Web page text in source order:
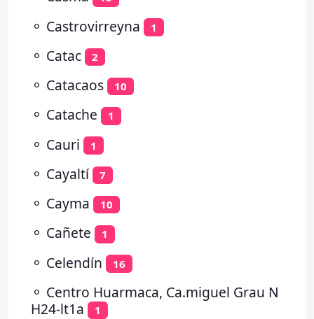
⚬ Castrovirreyna 1
⚬ Catac 2
⚬ Catacaos 10
⚬ Catache 1
⚬ Cauri 1
⚬ Cayaltí 7
⚬ Cayma 10
⚬ Cañete 1
⚬ Celendín 16
⚬ Centro Huarmaca, Ca.miguel Grau N
H24-lt1a
1